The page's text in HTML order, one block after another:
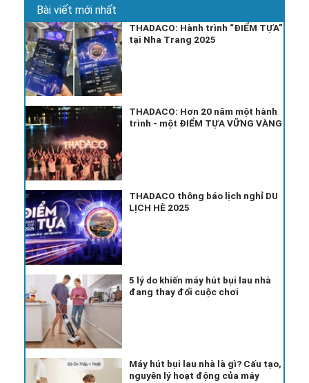
Bài viết mới nhất
THADACO: Hành trình “ĐIỂM TỰA”
tại Nha Trang 2025
THADACO: Hơn 20 năm một hành
trình - một ĐIỂM TỰA VỮNG VÀNG
THADACO thông báo lịch nghỉ DU
LỊCH HÈ 2025
5 lý do khiến máy hút bụi lau nhà
đang thay đổi cuộc chơi
Máy hút bụi lau nhà là gì? Cấu tạo,
nguyên lý hoạt động của máy